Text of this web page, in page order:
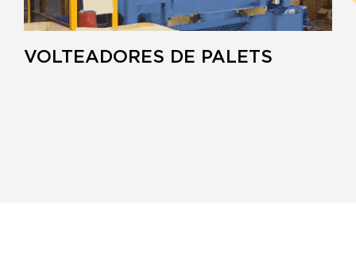
VOLTEADORES DE PALETS